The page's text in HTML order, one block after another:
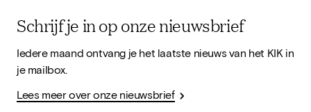
Schrijf je in op onze nieuwsbrief
Iedere maand ontvang je het laatste nieuws van het KIK in
je mailbox.
Lees meer over onze nieuwsbrief